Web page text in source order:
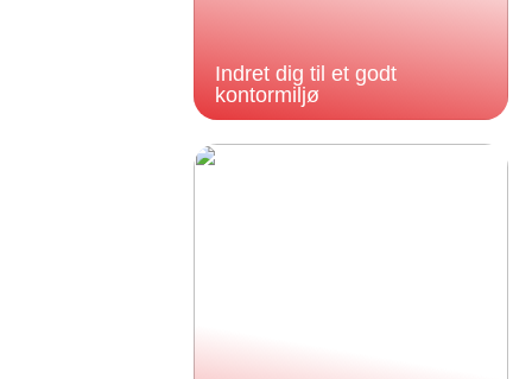
Indret dig til et godt
kontormiljø